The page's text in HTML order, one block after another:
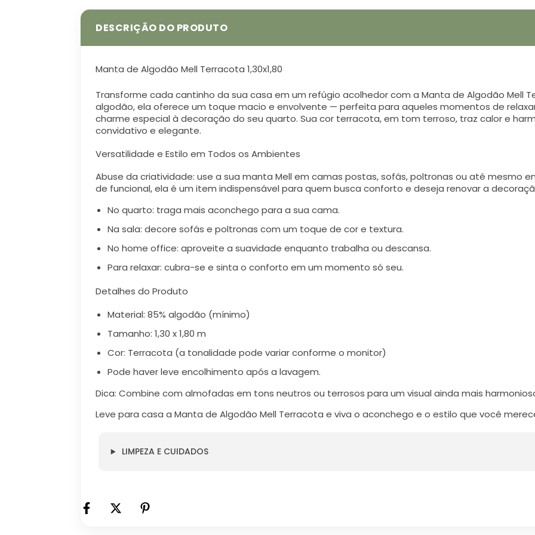
Manta de Algodão Mell Terracota 1,30x1,80
Transforme cada cantinho da sua casa em um refúgio acolhedor com a Manta de Algodão Mell
algodão, ela oferece um toque macio e envolvente — perfeita para aqueles momentos de
charme especial à decoração do seu quarto. Sua cor terracota, em tom terroso, traz calor e
convidativo e elegante.
Versatilidade e Estilo em Todos os Ambientes
Abuse da criatividade: use a sua manta Mell em camas postas, sofás, poltronas ou até mesmo
de funcional, ela é um item indispensável para quem busca conforto e deseja renovar a
No quarto: traga mais aconchego para a sua cama.
Na sala: decore sofás e poltronas com um toque de cor e textura.
No home office: aproveite a suavidade enquanto trabalha ou descansa.
Para relaxar: cubra-se e sinta o conforto em um momento só seu.
Detalhes do Produto
Material: 85% algodão (mínimo)
Tamanho: 1,30 x 1,80 m
Cor: Terracota (a tonalidade pode variar conforme o monitor)
Pode haver leve encolhimento após a lavagem.
Dica: Combine com almofadas em tons neutros ou terrosos para um visual ainda mais
Leve para casa a Manta de Algodão Mell Terracota e viva o aconchego e o estilo que você
LIMPEZA E CUIDADOS